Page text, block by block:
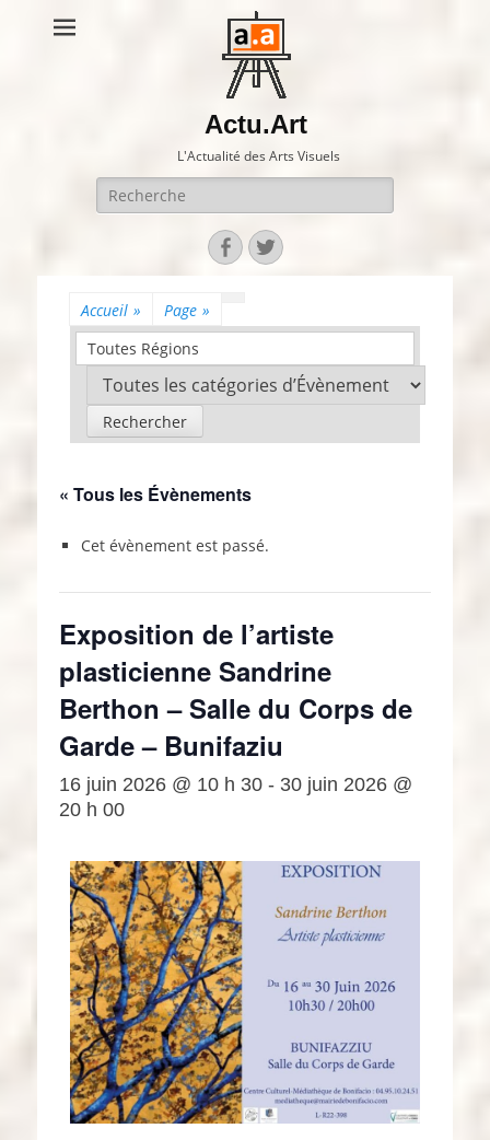
Actu.Art
L'Actualité des Arts Visuels
Recherche
pour:
Facebook
Twitter
Accueil » Page »
Toutes Régions
« Tous les Évènements
Cet évènement est passé.
Exposition de l’artiste
plasticienne Sandrine
Berthon – Salle du Corps de
Garde – Bunifaziu
16 juin 2026 @ 10 h 30 - 30 juin 2026 @
20 h 00